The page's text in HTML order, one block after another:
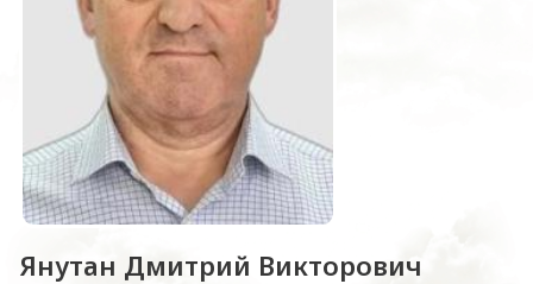
Янутан Дмитрий Викторович